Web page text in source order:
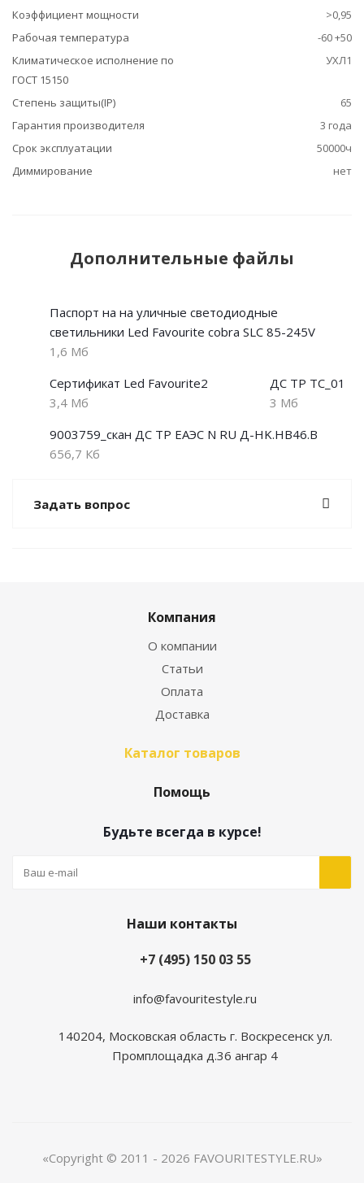
Коэффициент мощности
>0,95
Рабочая температура
-60 +50
Климатическое исполнение по
ГОСТ 15150
УХЛ1
Степень защиты(IP)
65
Гарантия производителя
3 года
Срок эксплуатации
50000ч
Диммирование
нет
Дополнительные файлы
Паспорт на на уличные светодиодные
светильники Led Favourite cobra SLC 85-245V
1,6 Мб
Сертификат Led Favourite2
3,4 Мб
ДС ТР ТС_01
3 Мб
9003759_скан ДС ТР ЕАЭС N RU Д-HK.НВ46.В
656,7 Кб
Задать вопрос
Компания
О компании
Статьи
Оплата
Доставка
Каталог товаров
Помощь
Будьте всегда в курсе!
Наши контакты
+7 (495) 150 03 55
info@favouritestyle.ru
140204, Московская область г. Воскресенск ул.
Промплощадка д.36 ангар 4
«Copyright © 2011 - 2026 FAVOURITESTYLE.RU»